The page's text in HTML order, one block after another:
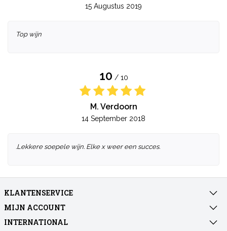
15 Augustus 2019
Top wijn
10 / 10
M. Verdoorn
14 September 2018
.Lekkere soepele wijn. Elke x weer een succes.
KLANTENSERVICE
MIJN ACCOUNT
INTERNATIONAL